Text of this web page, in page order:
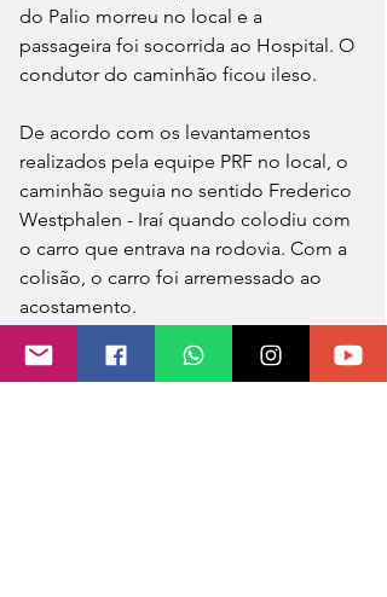
do Palio morreu no local e a
passageira foi socorrida ao Hospital. O
condutor do caminhão ficou ileso.
De acordo com os levantamentos
realizados pela equipe PRF no local, o
caminhão seguia no sentido Frederico
Westphalen - Iraí quando colodiu com
o carro que entrava na rodovia. Com a
colisão, o carro foi arremessado ao
acostamento.
A pista foi parcialmente interditada